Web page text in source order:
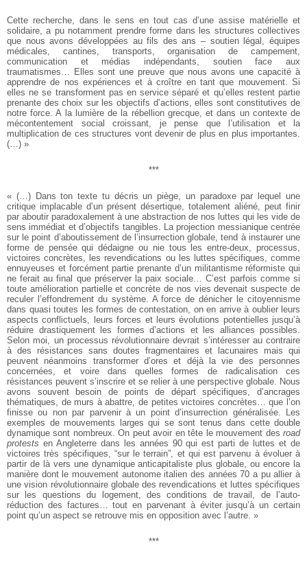
Cette recherche, dans le sens en tout cas d’une assise matérielle et
solidaire, a pu notamment prendre forme dans les structures collectives
que nous avons développées au fils des ans – soutien légal, équipes
médicales, cantines, transports, organisation de campement,
communication et médias indépendants, soutien face aux
traumatismes… Elles sont une preuve que nous avons une capacité à
apprendre de nos expériences et à croître en tant que mouvement. Si
elles ne se transforment pas en service séparé et qu’elles restent partie
prenante des choix sur les objectifs d’actions, elles sont constitutives de
notre force. A la lumière de la rébellion grecque, et dans un contexte de
mécontentement social croissant, je pense que l’utilisation et la
multiplication de ces structures vont devenir de plus en plus importantes.
(…) »
***
« (…) Dans ton texte tu décris un piège, un paradoxe par lequel une
critique implacable d’un présent désertique, totalement aliéné, peut finir
par aboutir paradoxalement à une abstraction de nos luttes qui les vide de
sens immédiat et d’objectifs tangibles. La projection messianique centrée
sur le point d’aboutissement de l’insurrection globale, tend à instaurer une
forme de pensée qui dédaigne ou nie tous les entre-deux, processus,
victoires concrètes, les revendications ou les luttes spécifiques, comme
ennuyeuses et forcément partie prenante d’un militantisme réformiste qui
ne ferait au final que préserver la paix sociale… C’est parfois comme si
toute amélioration partielle et concrète de nos vies devenait suspecte de
reculer l’effondrement du système. A force de dénicher le citoyennisme
dans quasi toutes les formes de contestation, on en arrive à oublier leurs
aspects conflictuels, leurs forces et leurs évolutions potentielles jusqu’à
réduire drastiquement les formes d’actions et les alliances possibles.
Selon moi, un processus révolutionnaire devrait s’intéresser au contraire
à des résistances sans doutes fragmentaires et lacunaires mais qui
peuvent néanmoins transformer d’ores et déjà la vie des personnes
concernées, et voire dans quelles formes de radicalisation ces
résistances peuvent s’inscrire et se relier à une perspective globale. Nous
avons souvent besoin de points de départ spécifiques, d’ancrages
thématiques, de murs à abattre, de petites victoires concrètes… que l’on
finisse ou non par parvenir à un point d’insurrection généralisée. Les
exemples de mouvements larges qui se sont tenus dans cette double
dynamique sont nombreux. On peut avoir en tête le mouvement des road
protests en Angleterre dans les années 90 qui est parti de luttes et de
victoires très spécifiques, “sur le terrain”, et qui est parvenu à évoluer à
partir de là vers une dynamique anticapitaliste plus globale, ou encore la
manière dont le mouvement autonome italien des années 70 a pu allier à
une vision révolutionnaire globale des revendications et luttes spécifiques
sur les questions du logement, des conditions de travail, de l’auto-
réduction des factures… tout en parvenant à éviter jusqu’à un certain
point qu’un aspect se retrouve mis en opposition avec l’autre. »
***